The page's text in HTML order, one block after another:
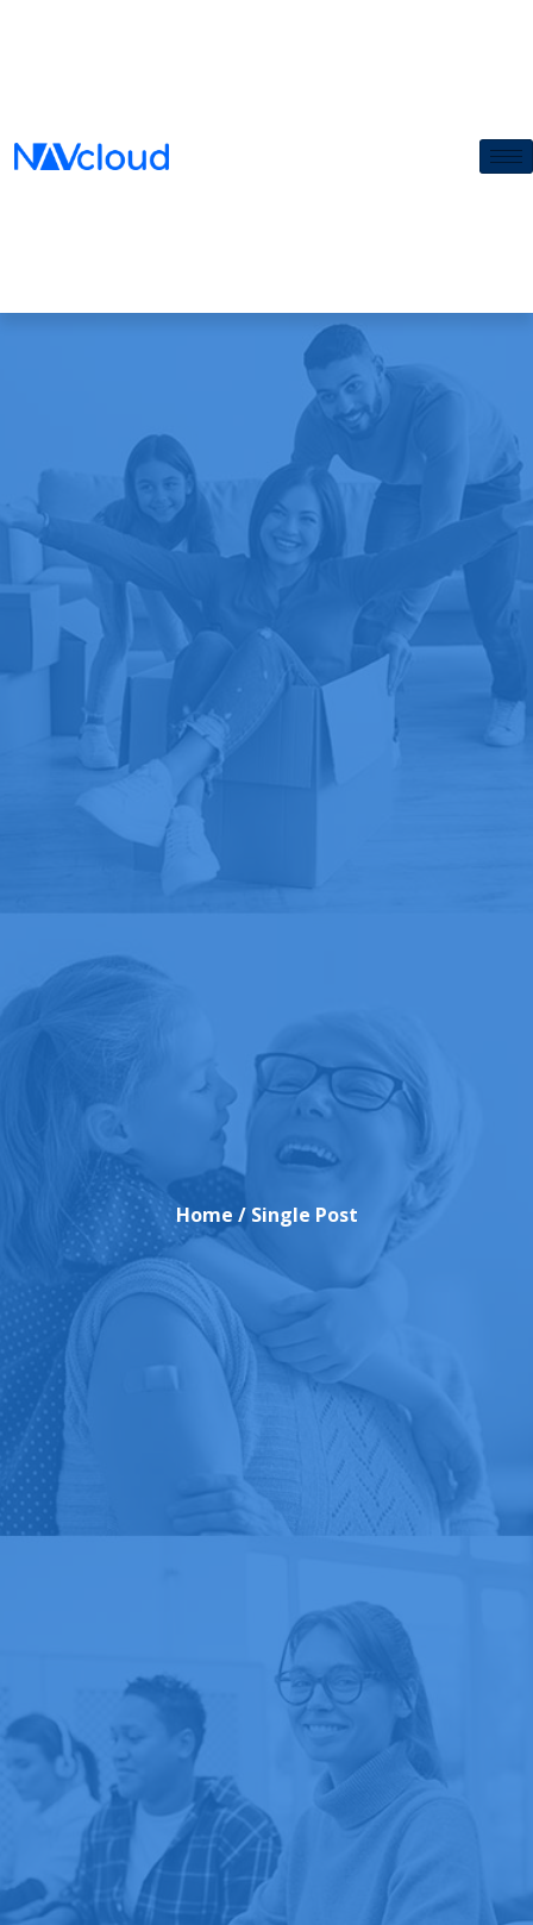
Home / Single Post